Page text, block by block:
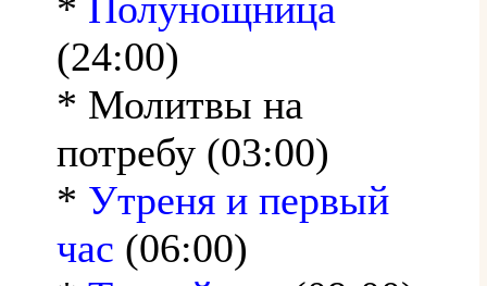
(24:00)
* Молитвы на
потребу (03:00)
* Утреня и первый
час (06:00)